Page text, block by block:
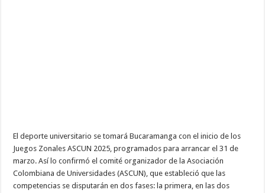
El deporte universitario se tomará Bucaramanga con el inicio de los
Juegos Zonales ASCUN 2025, programados para arrancar el 31 de
marzo. Así lo confirmó el comité organizador de la Asociación
Colombiana de Universidades (ASCUN), que estableció que las
competencias se disputarán en dos fases: la primera, en las dos